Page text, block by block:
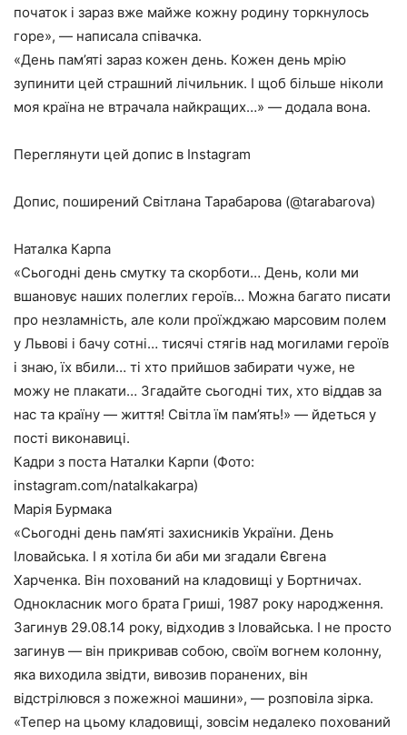
початок і зараз вже майже кожну родину торкнулось
горе», — написала співачка.
«День пам’яті зараз кожен день. Кожен день мрію
зупинити цей страшний лічильник. І щоб більше ніколи
моя країна не втрачала найкращих…» — додала вона.
Переглянути цей допис в Instagram
Допис, поширений Світлана Тарабарова (@tarabarova)
Наталка Карпа
«Сьогодні день смутку та скорботи… День, коли ми
вшановує наших полеглих героїв… Можна багато писати
про незламність, але коли проїжджаю марсовим полем
у Львові і бачу сотні… тисячі стягів над могилами героїв
і знаю, їх вбили… ті хто прийшов забирати чуже, не
можу не плакати… Згадайте сьогодні тих, хто віддав за
нас та країну — життя! Світла їм пам’ять!» — йдеться у
пості виконавиці.
Кадри з поста Наталки Карпи (Фото:
instagram.com/natalkakarpa)
Марія Бурмака
«Сьогодні день пам‘яті захисників України. День
Іловайська. І я хотіла би аби ми згадали Євгена
Харченка. Він похований на кладовищі у Бортничах.
Однокласник мого брата Гриші, 1987 року народження.
Загинув 29.08.14 року, відходив з Іловайська. І не просто
загинув — він прикривав собою, своїм вогнем колонну,
яка виходила звідти, вивозив поранених, він
відстрілювся з пожежноі машини», — розповіла зірка.
«Тепер на цьому кладовищі, зовсім недалеко похований